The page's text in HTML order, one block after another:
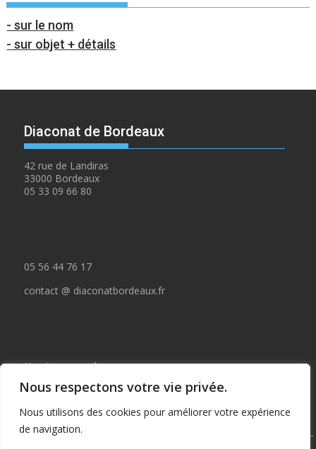
Nous respectons votre vie privée.
Nous utilisons des cookies pour améliorer votre expérience
de navigation.
- sur le nom
- sur objet + détails
Diaconat de Bordeaux
42 rue de Landiras
33000 Bordeaux
05 33 09 66 80
05 56 44 76 17
contact @ diaconatbordeaux.fr
Horaires accueil :
du lundi au jeudi de 09:00 à 12:30
et de 14:00 à 17:00